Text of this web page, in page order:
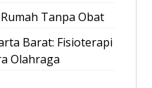
Tanpa Obat
Barat: Fisioterapi
Olahraga